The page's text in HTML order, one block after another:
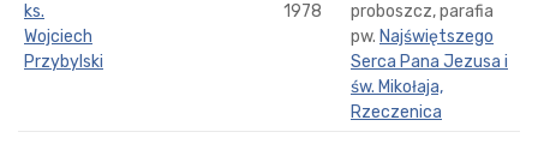
ks.
Wojciech
Przybylski
1978
proboszcz, parafia
pw. Najświętszego
Serca Pana Jezusa i
św. Mikołaja,
Rzeczenica